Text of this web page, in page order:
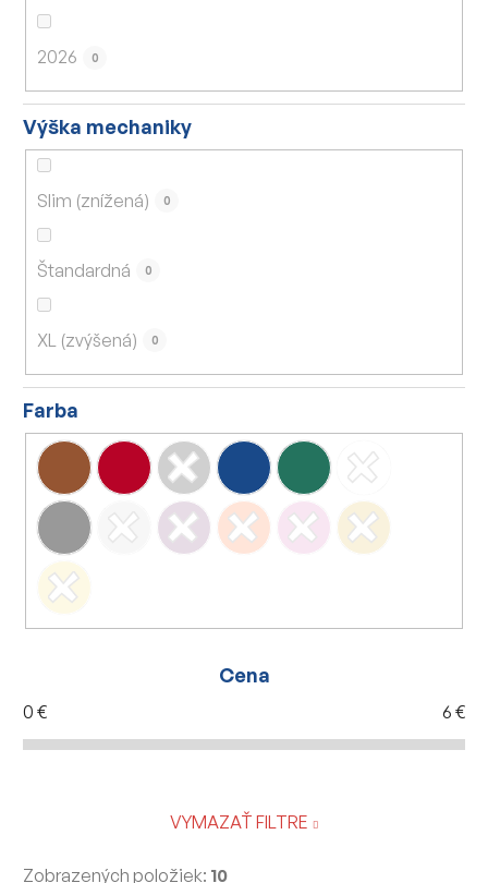
2026 0
Výška mechaniky
Slim (znížená) 0
Štandardná 0
XL (zvýšená) 0
Farba
Cena
0 € 6 €
VYMAZAŤ FILTRE
Zobrazených položiek: 10